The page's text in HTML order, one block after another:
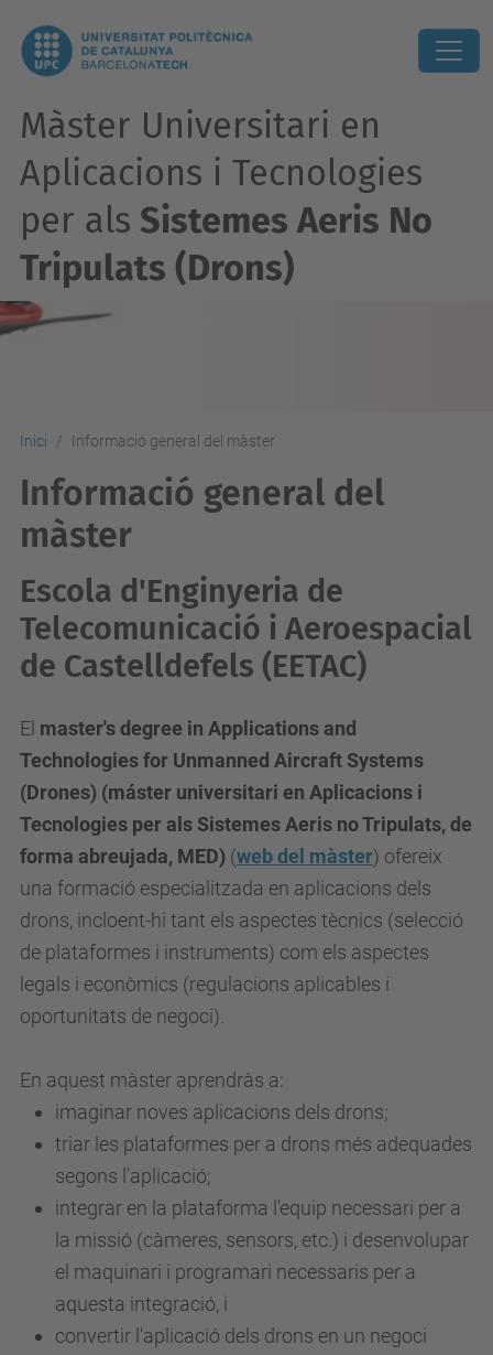
Màster Universitari en
Aplicacions i Tecnologies
per als Sistemes Aeris No
Tripulats (Drons)
Inici Informació general del màster
Informació general del
màster
Escola d'Enginyeria de
Telecomunicació i Aeroespacial
de Castelldefels (EETAC)
El master's degree in Applications and
Technologies for Unmanned Aircraft Systems
(Drones) (máster universitari en Aplicacions i
Tecnologies per als Sistemes Aeris no Tripulats, de
forma abreujada, MED) (web del màster) ofereix
una formació especialitzada en aplicacions dels
drons, incloent-hi tant els aspectes tècnics (selecció
de plataformes i instruments) com els aspectes
legals i econòmics (regulacions aplicables i
oportunitats de negoci).
En aquest màster aprendràs a:
imaginar noves aplicacions dels drons;
triar les plataformes per a drons més adequades
segons l'aplicació;
integrar en la plataforma l'equip necessari per a
la missió (càmeres, sensors, etc.) i desenvolupar
el maquinari i programari necessaris per a
aquesta integració, i
convertir l'aplicació dels drons en un negoci